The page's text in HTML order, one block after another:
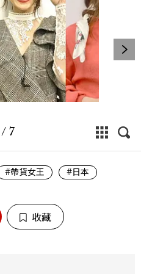
/ 7
#帶貨女王 #日本
收藏